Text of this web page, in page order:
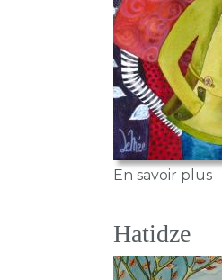
En savoir plus
Hatidze